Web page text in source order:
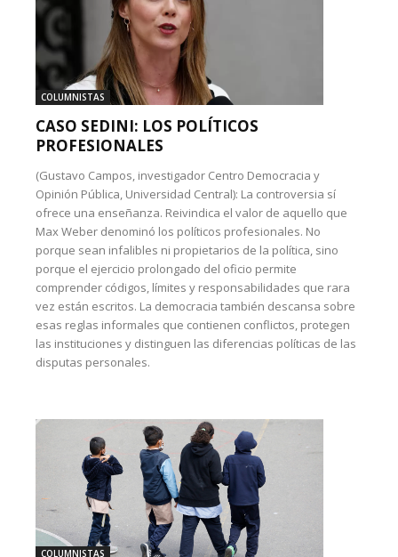
COLUMNISTAS
CASO SEDINI: LOS POLÍTICOS
PROFESIONALES
(Gustavo Campos, investigador Centro Democracia y
Opinión Pública, Universidad Central): La controversia sí
ofrece una enseñanza. Reivindica el valor de aquello que
Max Weber denominó los políticos profesionales. No
porque sean infalibles ni propietarios de la política, sino
porque el ejercicio prolongado del oficio permite
comprender códigos, límites y responsabilidades que rara
vez están escritos. La democracia también descansa sobre
esas reglas informales que contienen conflictos, protegen
las instituciones y distinguen las diferencias políticas de las
disputas personales.
COLUMNISTAS